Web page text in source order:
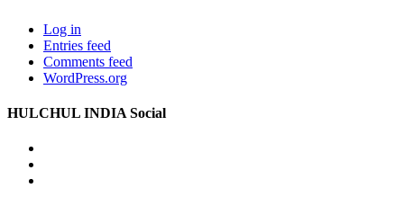
Log in
Entries feed
Comments feed
WordPress.org
HULCHUL INDIA Social